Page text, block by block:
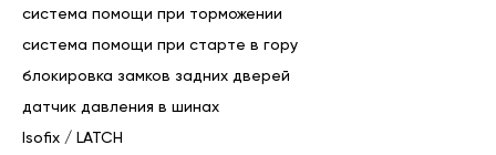
система помощи при торможении
система помощи при старте в гору
блокировка замков задних дверей
датчик давления в шинах
Isofix / LATCH